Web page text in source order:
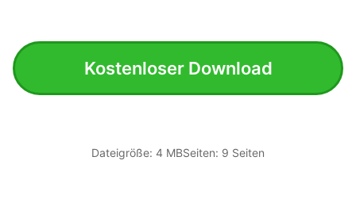
Kostenloser Download
Dateigröße: 4 MBSeiten: 9 Seiten